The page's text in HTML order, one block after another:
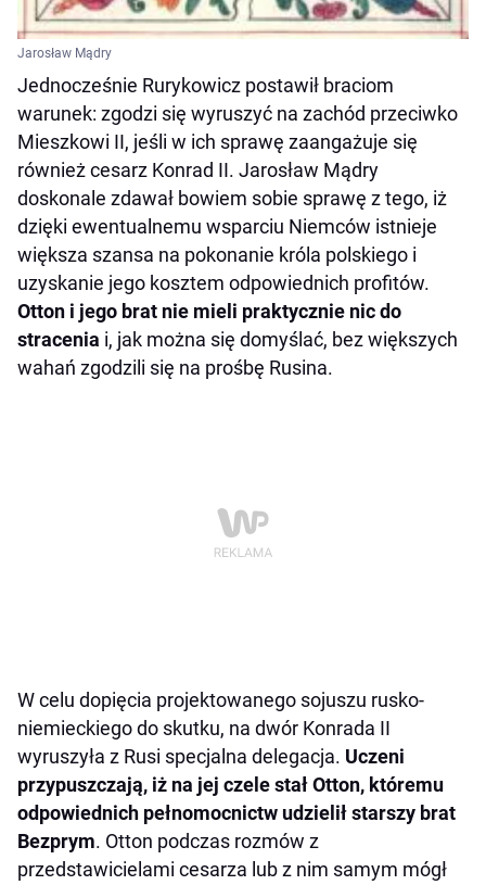
Jarosław Mądry
Jednocześnie Rurykowicz postawił braciom
warunek: zgodzi się wyruszyć na zachód przeciwko
Mieszkowi II, jeśli w ich sprawę zaangażuje się
również cesarz Konrad II. Jarosław Mądry
doskonale zdawał bowiem sobie sprawę z tego, iż
dzięki ewentualnemu wsparciu Niemców istnieje
większa szansa na pokonanie króla polskiego i
uzyskanie jego kosztem odpowiednich profitów.
Otton i jego brat nie mieli praktycznie nic do
stracenia i, jak można się domyślać, bez większych
wahań zgodzili się na prośbę Rusina.
W celu dopięcia projektowanego sojuszu rusko-
niemieckiego do skutku, na dwór Konrada II
wyruszyła z Rusi specjalna delegacja. Uczeni
przypuszczają, iż na jej czele stał Otton, któremu
odpowiednich pełnomocnictw udzielił starszy brat
Bezprym. Otton podczas rozmów z
przedstawicielami cesarza lub z nim samym mógł